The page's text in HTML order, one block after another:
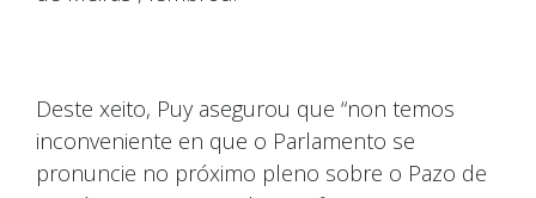
Deste xeito, Puy asegurou que “non temos
inconveniente en que o Parlamento se
pronuncie no próximo pleno sobre o Pazo de